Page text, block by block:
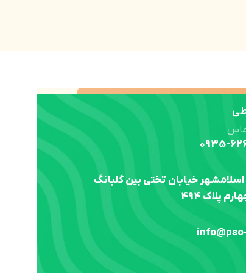
0935-
اسلامشهر خیابان تختی بین گلبانگ
پلاک 494